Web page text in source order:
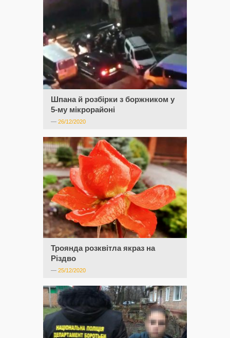
Шпана й розбірки з боржником у
5-му мікрорайоні
— 26/12/2020
Троянда розквітла якраз на
Різдво
— 25/12/2020